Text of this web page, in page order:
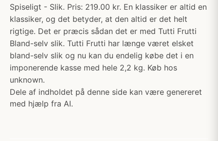
Spiseligt - Slik. Pris: 219.00 kr. En klassiker er altid en
klassiker, og det betyder, at den altid er det helt
rigtige. Det er præcis sådan det er med Tutti Frutti
Bland-selv slik. Tutti Frutti har længe været elsket
bland-selv slik og nu kan du endelig købe det i en
imponerende kasse med hele 2,2 kg. Køb hos
unknown.
Dele af indholdet på denne side kan være genereret
med hjælp fra AI.